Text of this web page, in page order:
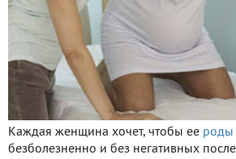
Каждая женщина хочет, чтобы ее роды
безболезненно и без негативных